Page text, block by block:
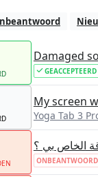
Damaged
GEACCEPTEERD
My screen
Yoga Tab 3
الخاص بي ؟
ONBEANTWOORD